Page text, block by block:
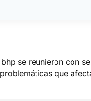
se reunieron con
que